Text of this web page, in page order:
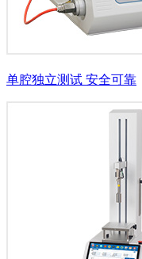
单腔独立测试 安全可靠